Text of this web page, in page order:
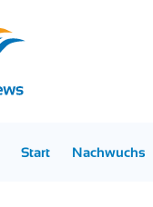
Start Nachwuchs